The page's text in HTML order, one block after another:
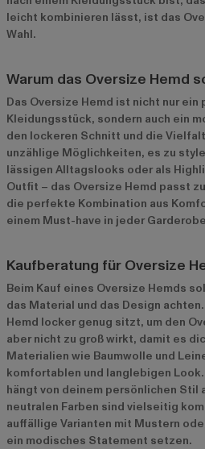
leicht kombinieren lässt, ist das
Wahl.
Warum das Oversize Hemd
Das Oversize Hemd ist nicht nur ein
Kleidungsstück, sondern auch ein
den lockeren Schnitt und die
unzählige Möglichkeiten, es zu
lässigen Alltagslooks oder als
Outfit – das Oversize Hemd passt
die perfekte Kombination aus
einem Must-have in jeder
Kaufberatung für Oversize
Beim Kauf eines Oversize Hemds
das Material und das Design
Hemd locker genug sitzt, um den
aber nicht zu groß wirkt, damit es
Materialien wie Baumwolle und
komfortablen und langlebigen
hängt von deinem persönlichen Stil
neutralen Farben sind vielseitig
auffällige Varianten mit Mustern
ein modisches Statement setzen.